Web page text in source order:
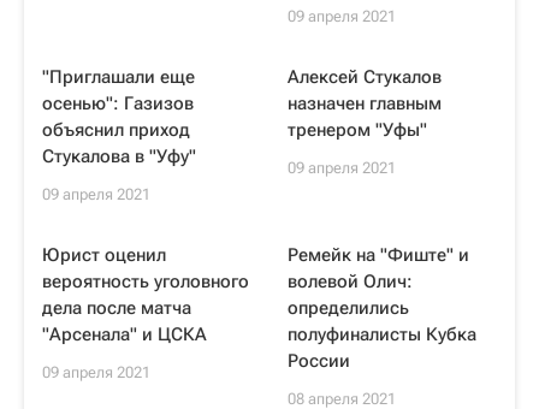
09 апреля 2021
"Приглашали еще
осенью": Газизов
объяснил приход
Стукалова в "Уфу"
09 апреля 2021
Алексей Стукалов
назначен главным
тренером "Уфы"
09 апреля 2021
Юрист оценил
вероятность уголовного
дела после матча
"Арсенала" и ЦСКА
09 апреля 2021
Ремейк на "Фиште" и
волевой Олич:
определились
полуфиналисты Кубка
России
08 апреля 2021